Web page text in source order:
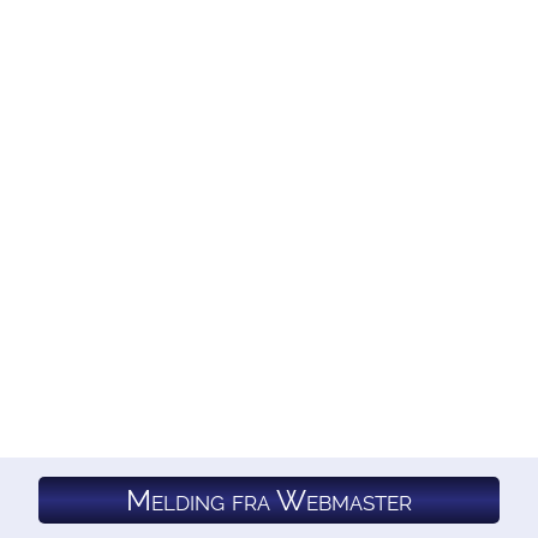
Melding fra Webmaster